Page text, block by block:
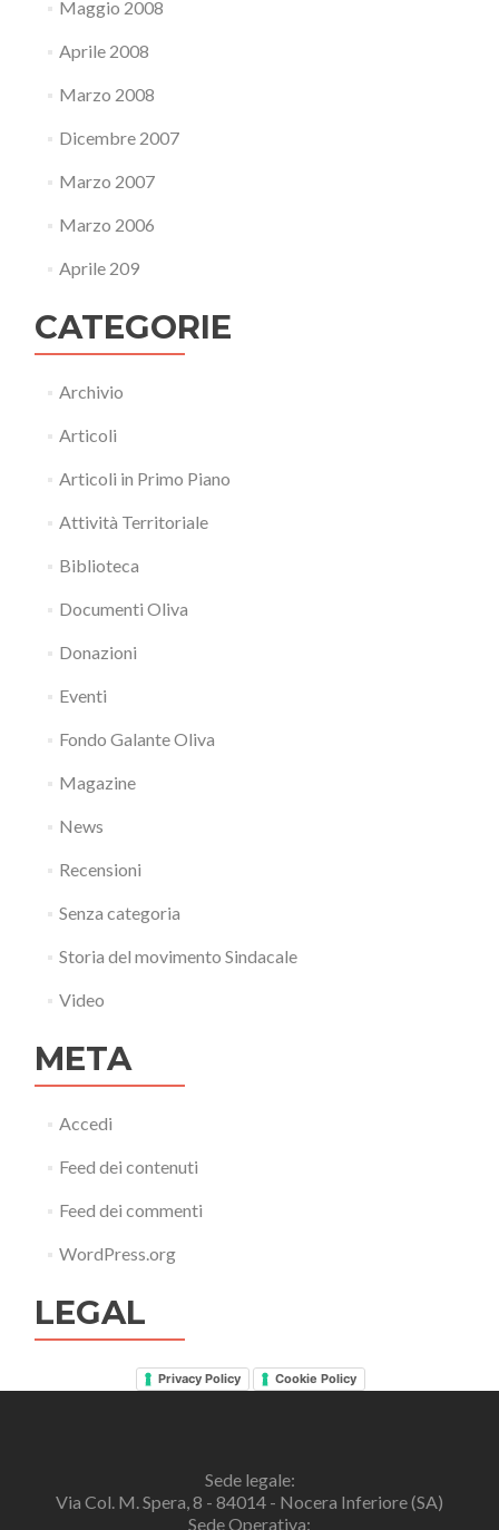
Maggio 2008
Aprile 2008
Marzo 2008
Dicembre 2007
Marzo 2007
Marzo 2006
Aprile 209
CATEGORIE
Archivio
Articoli
Articoli in Primo Piano
Attività Territoriale
Biblioteca
Documenti Oliva
Donazioni
Eventi
Fondo Galante Oliva
Magazine
News
Recensioni
Senza categoria
Storia del movimento Sindacale
Video
META
Accedi
Feed dei contenuti
Feed dei commenti
WordPress.org
LEGAL
Privacy Policy Cookie Policy
Sede legale:
Via Col. M. Spera, 8 - 84014 - Nocera Inferiore (SA)
Sede Operativa: